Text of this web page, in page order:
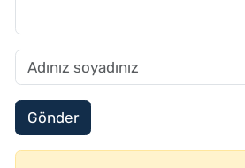
Gönder